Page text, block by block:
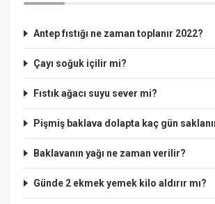
Antep fıstığı ne zaman toplanır 2022?
Çayı soğuk içilir mi?
Fıstık ağacı suyu sever mi?
Pişmiş baklava dolapta kaç gün
Baklavanın yağı ne zaman verilir?
Günde 2 ekmek yemek kilo aldırır mı?